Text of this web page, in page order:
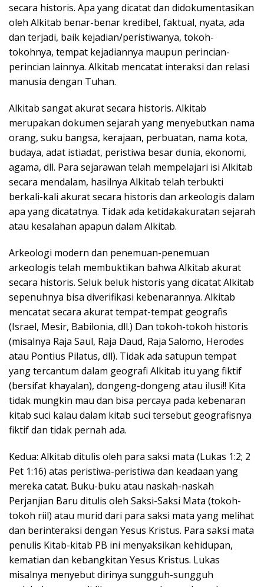
secara historis. Apa yang dicatat dan didokumentasikan
oleh Alkitab benar-benar kredibel, faktual, nyata, ada
dan terjadi, baik kejadian/peristiwanya, tokoh-
tokohnya, tempat kejadiannya maupun perincian-
perincian lainnya. Alkitab mencatat interaksi dan relasi
manusia dengan Tuhan.
Alkitab sangat akurat secara historis. Alkitab
merupakan dokumen sejarah yang menyebutkan nama
orang, suku bangsa, kerajaan, perbuatan, nama kota,
budaya, adat istiadat, peristiwa besar dunia, ekonomi,
agama, dll. Para sejarawan telah mempelajari isi Alkitab
secara mendalam, hasilnya Alkitab telah terbukti
berkali-kali akurat secara historis dan arkeologis dalam
apa yang dicatatnya. Tidak ada ketidakakuratan sejarah
atau kesalahan apapun dalam Alkitab.
Arkeologi modern dan penemuan-penemuan
arkeologis telah membuktikan bahwa Alkitab akurat
secara historis. Seluk beluk historis yang dicatat Alkitab
sepenuhnya bisa diverifikasi kebenarannya. Alkitab
mencatat secara akurat tempat-tempat geografis
(Israel, Mesir, Babilonia, dll.) Dan tokoh-tokoh historis
(misalnya Raja Saul, Raja Daud, Raja Salomo, Herodes
atau Pontius Pilatus, dll). Tidak ada satupun tempat
yang tercantum dalam geografi Alkitab itu yang fiktif
(bersifat khayalan), dongeng-dongeng atau ilusi!! Kita
tidak mungkin mau dan bisa percaya pada kebenaran
kitab suci kalau dalam kitab suci tersebut geografisnya
fiktif dan tidak pernah ada.
Kedua: Alkitab ditulis oleh para saksi mata (Lukas 1:2; 2
Pet 1:16) atas peristiwa-peristiwa dan keadaan yang
mereka catat. Buku-buku atau naskah-naskah
Perjanjian Baru ditulis oleh Saksi-Saksi Mata (tokoh-
tokoh riil) atau murid dari para saksi mata yang melihat
dan berinteraksi dengan Yesus Kristus. Para saksi mata
penulis Kitab-kitab PB ini menyaksikan kehidupan,
kematian dan kebangkitan Yesus Kristus. Lukas
misalnya menyebut dirinya sungguh-sungguh